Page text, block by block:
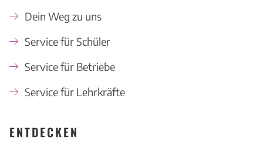
Dein Weg zu uns
Service für Schüler
Service für Betriebe
Service für Lehrkräfte
ENTDECKEN